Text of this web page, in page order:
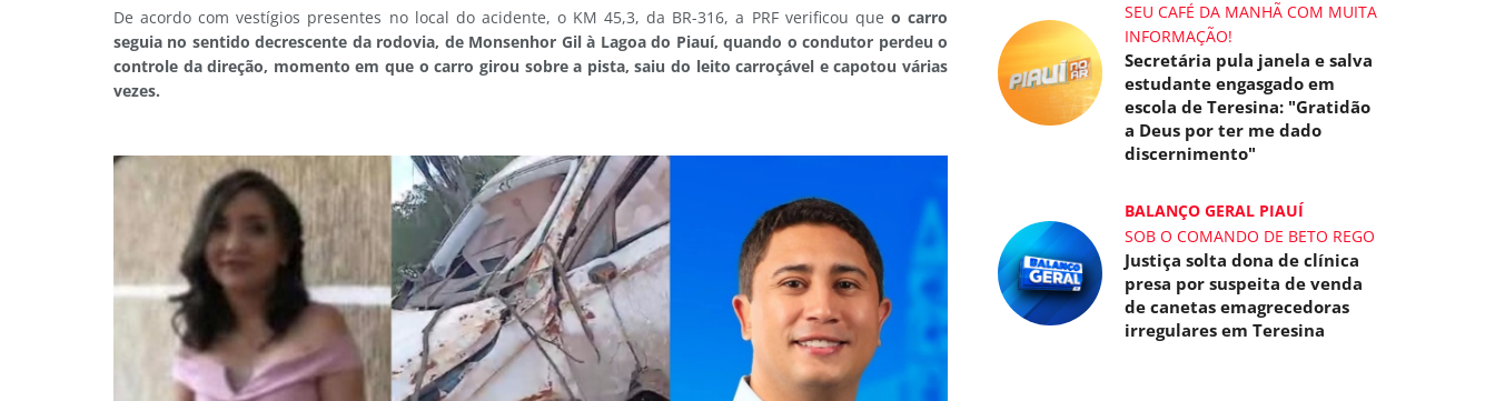
De acordo com vestígios presentes no local do acidente, o KM 45,3, da BR-316, a PRF verificou que o carro
seguia no sentido decrescente da rodovia, de Monsenhor Gil à Lagoa do Piauí, quando o condutor perdeu o
controle da direção, momento em que o carro girou sobre a pista, saiu do leito carroçável e capotou várias
vezes.
SEU CAFÉ DA MANHÃ COM MUITA
INFORMAÇÃO!
Secretária pula janela e salva
estudante engasgado em
escola de Teresina: "Gratidão
a Deus por ter me dado
discernimento"
BALANÇO GERAL PIAUÍ
SOB O COMANDO DE BETO REGO
Justiça solta dona de clínica
presa por suspeita de venda
de canetas emagrecedoras
irregulares em Teresina